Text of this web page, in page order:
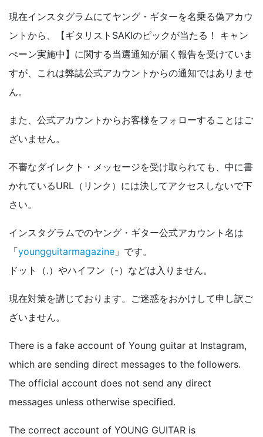
現在インスタグラムにてヤング・ギターを名乗る偽アカウ
ントから、【ギタリストSAKIのピックが当たる！ キャン
ぺーン実施中】に関する当選通知が届く報告を受けていま
すが、これは弊誌公式アカウントからの通知ではありませ
ん。
また、公式アカウントからお客様をフォローすることはご
ざいません。
不審なダイレクト・メッセージを受け取られても、中に書
かれているURL（リンク）には決してアクセスしないで下
さい。
インスタグラムでのヤング・ギター公式アカウント名は
「youngguitarmagazine 」です。
ドット（.）やハイフン（-）などは入りません。
現在対策を講じております。ご迷惑をおかけして申し訳ご
ざいません。
There is a fake account of Young guitar at Instagram,
which are sending direct messages to the followers.
The official account does not send any direct
messages unless otherwise specified.
The correct account of YOUNG GUITAR is